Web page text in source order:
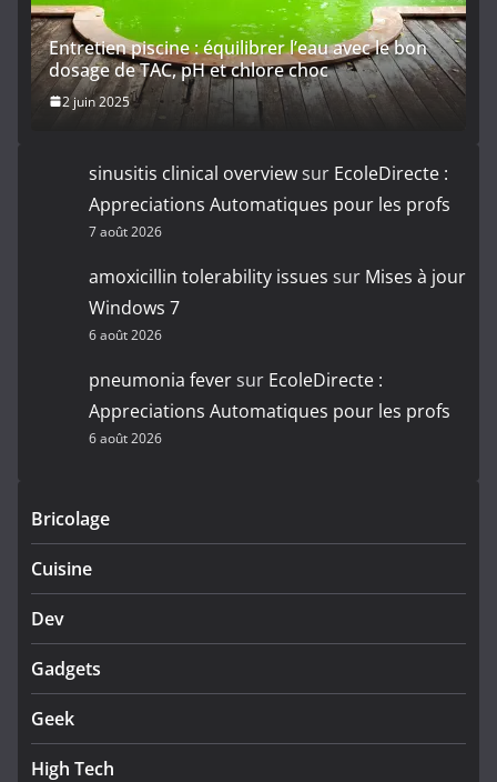
Entretien piscine : équilibrer l’eau avec le bon
dosage de TAC, pH et chlore choc
2 juin 2025
sinusitis clinical overviewsur EcoleDirecte :
Appreciations Automatiques pour les profs
7 août 2026
amoxicillin tolerability issues sur Mises à jour
Windows 7
6 août 2026
pneumonia feversur EcoleDirecte :
Appreciations Automatiques pour les profs
6 août 2026
Bricolage
Cuisine
Dev
Gadgets
Geek
High Tech